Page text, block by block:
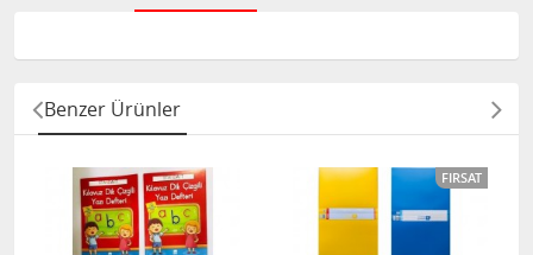
Benzer Ürünler
FIRSAT